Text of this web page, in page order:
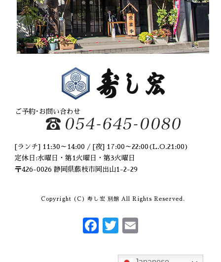
2020年6月(2)
2020年5月 (1)
2020年4月(3)
2020年2月(1)
2020年1月(1)
2019年10月
(1)
2019年9月
(2)
2019年8月
2019年5月(1)
2019年2月(1)
2019年1月(2)
2018年11月
(3)
2018年6月 (1)
2018年2月
(1)
2018年1月 (1)
2017年9月(2)
ご予約･お問い合わせ
[ランチ] 11:30～14:00 / [夜] 17:00～22:00(L.O.21:00)
定休日:水曜日・第1火曜日・第3火曜日
〒426-0026 静岡県藤枝市岡出山1-2-29
Copyright (C) 寿し宏 別館 All Rights Reserved.
F
T
it ai